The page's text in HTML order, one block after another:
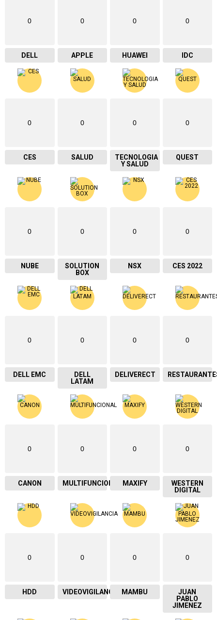
0
DELL
0
APPLE
0
HUAWEI
0
IDC
0
CES
0
SALUD
0
TECNOLOGIA
Y SALUD
0
QUEST
0
NUBE
0
SOLUTION
BOX
0
NSX
0
CES 2022
0
DELL EMC
0
DELL
LATAM
0
DELIVERECT
0
0
CANON
0
MULTIFUNCIONAL
0
MAXIFY
0
WESTERN
DIGITAL
0
HDD
0
VIDEOVIGILANCIA
0
MAMBU
0
JUAN
PABLO
JIMENEZ